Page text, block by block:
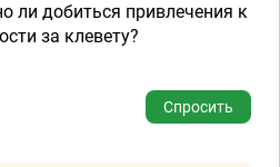
ли добиться привлечения к
за клевету?
Спросить